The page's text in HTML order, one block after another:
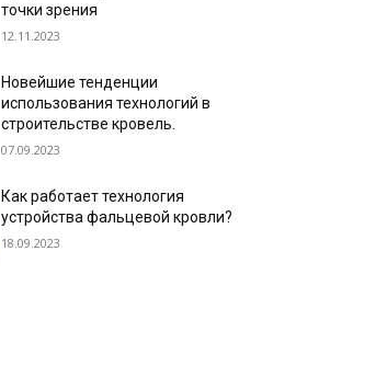
точки зрения
12.11.2023
Новейшие тенденции
использования технологий в
строительстве кровель.
07.09.2023
Как работает технология
устройства фальцевой кровли?
18.09.2023